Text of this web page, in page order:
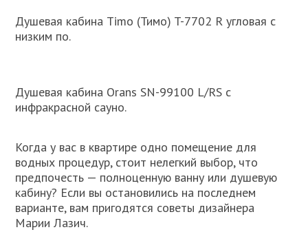
Душевая кабина Timo (Тимо) T-7702 R угловая с
низким по.
Душевая кабина Orans SN-99100 L/RS с
инфракрасной сауно.
Когда у вас в квартире одно помещение для
водных процедур, стоит нелегкий выбор, что
предпочесть — полноценную ванну или душевую
кабину? Если вы остановились на последнем
варианте, вам пригодятся советы дизайнера
Марии Лазич.